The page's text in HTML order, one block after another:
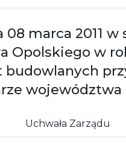
08 marca 2011
Opolskiego w
Uchwała Zarządu